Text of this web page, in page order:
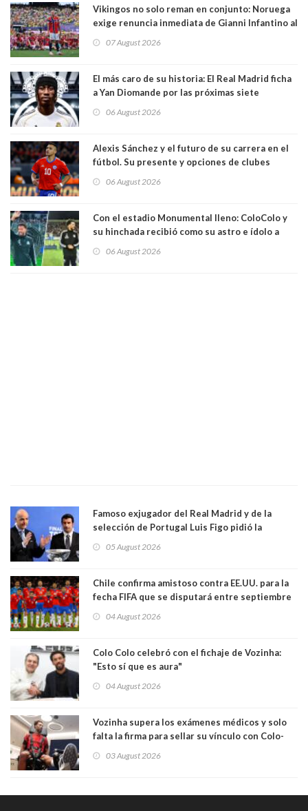
Vikingos no solo reman en conjunto: Noruega
exige renuncia inmediata de Gianni Infantino al
07 August 2026
El más caro de su historia: El Real Madrid ficha
a Yan Diomande por las próximas siete
06 August 2026
Alexis Sánchez y el futuro de su carrera en el
fútbol. Su presente y opciones de clubes
06 August 2026
Con el estadio Monumental lleno: ColoColo y
su hinchada recibió como su astro e ídolo a
06 August 2026
Famoso exjugador del Real Madrid y de la
selección de Portugal Luis Figo pidió la
comportamiento más bajo y cobarde que he
05 August 2026
Chile confirma amistoso contra EE.UU. para la
fecha FIFA que se disputará entre septiembre
04 August 2026
Colo Colo celebró con el fichaje de Vozinha:
"Esto sí que es aura"
04 August 2026
Vozinha supera los exámenes médicos y solo
falta la firma para sellar su vínculo con Colo-
03 August 2026